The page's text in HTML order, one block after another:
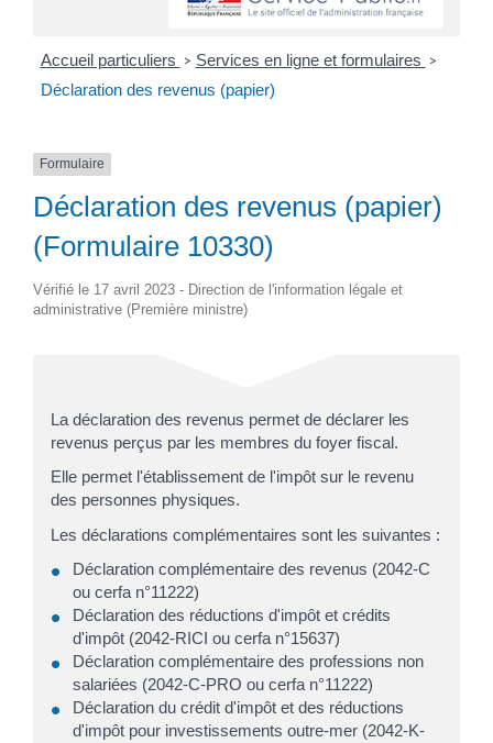
Accueil particuliers > Services en ligne et formulaires >
Déclaration des revenus (papier)
Formulaire
Déclaration des revenus (papier)
(Formulaire 10330)
Vérifié le 17 avril 2023 - Direction de l'information légale et
administrative (Première ministre)
La déclaration des revenus permet de déclarer les
revenus perçus par les membres du foyer fiscal.
Elle permet l'établissement de l'impôt sur le revenu
des personnes physiques.
Les déclarations complémentaires sont les suivantes :
Déclaration complémentaire des revenus (2042-C
ou cerfa n°11222)
Déclaration des réductions d'impôt et crédits
d'impôt (2042-RICI ou cerfa n°15637)
Déclaration complémentaire des professions non
salariées (2042-C-PRO ou cerfa n°11222)
Déclaration du crédit d'impôt et des réductions
d'impôt pour investissements outre-mer (2042-K-